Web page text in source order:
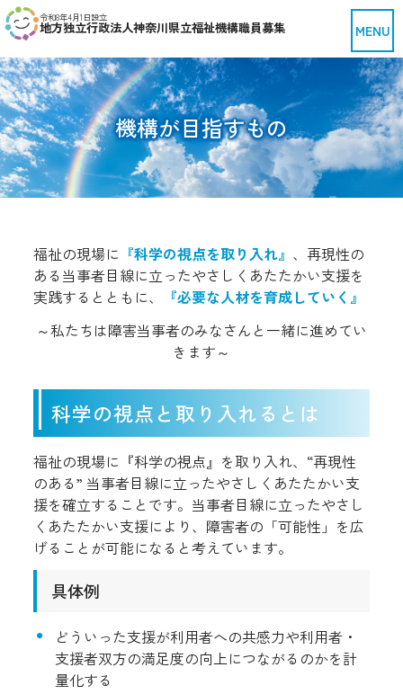
令和8年4月1日設立
地方独立行政法人神奈川県立福祉機構職員募集
機構が目指すもの
福祉の現場に 『科学の視点を取り入れ』 、再現性の
ある当事者目線に立ったやさしくあたたかい支援を
実践するとともに、
『必要な人材を育成していく』
～私たちは障害当事者のみなさんと一緒に進めてい
きます～
科学の視点と取り入れるとは
福祉の現場に『科学の視点』を取り入れ、“再現性
のある” 当事者目線に立ったやさしくあたたかい支
援を確立することです。当事者目線に立ったやさし
くあたたかい支援により、障害者の「可能性」を広
げることが可能になると考えています。
具体例
どういった支援が利用者への共感力や利用者・
支援者双方の満足度の向上につながるのかを計
量化する